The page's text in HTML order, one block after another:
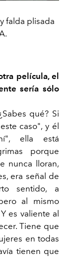
falda plisada
película, el
sería sólo
qué? Si
caso", y él
ella está
porque
nunca lloran,
era señal de
sentido, a
al mismo
es valiente al
Tiene que
en todas
tienen que